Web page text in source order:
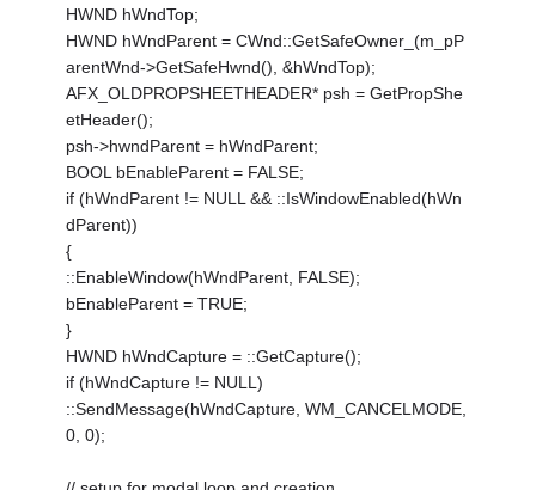
HWND hWndTop;
HWND hWndParent = CWnd::GetSafeOwner_(m_pP
arentWnd->GetSafeHwnd(), &hWndTop);
AFX_OLDPROPSHEETHEADER* psh = GetPropShe
etHeader();
psh->hwndParent = hWndParent;
BOOL bEnableParent = FALSE;
if (hWndParent != NULL && ::IsWindowEnabled(hWn
dParent))
{
::EnableWindow(hWndParent, FALSE);
bEnableParent = TRUE;
}
HWND hWndCapture = ::GetCapture();
if (hWndCapture != NULL)
::SendMessage(hWndCapture, WM_CANCELMODE,
0, 0);